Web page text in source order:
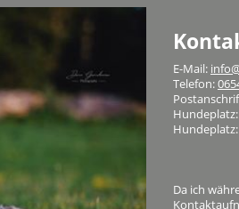
E-Mail:
Telefon:
Da ich